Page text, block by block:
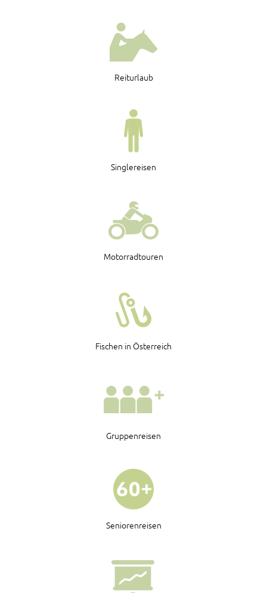
Reiturlaub
Singlereisen
Motorradtouren
Fischen in Österreich
Gruppenreisen
Seniorenreisen